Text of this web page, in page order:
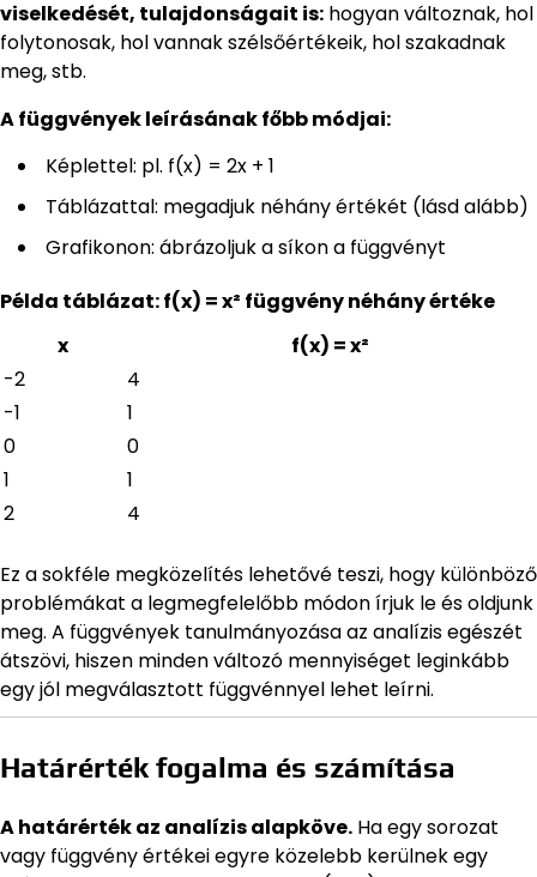
viselkedését, tulajdonságait is: hogyan változnak, hol
folytonosak, hol vannak szélsőértékeik, hol szakadnak
meg, stb.
A függvények leírásának főbb módjai:
Képlettel: pl. f(x) = 2x + 1
Táblázattal: megadjuk néhány értékét (lásd alább)
Grafikonon: ábrázoljuk a síkon a függvényt
Példa táblázat: f(x) = x² függvény néhány értéke
x
f(x) = x²
-2
4
-1
1
0
0
1
1
2
4
Ez a sokféle megközelítés lehetővé teszi, hogy különböző
problémákat a legmegfelelőbb módon írjuk le és oldjunk
meg. A függvények tanulmányozása az analízis egészét
átszövi, hiszen minden változó mennyiséget leginkább
egy jól megválasztott függvénnyel lehet leírni.
Határérték fogalma és számítása
A határérték az analízis alapköve. Ha egy sorozat
vagy függvény értékei egyre közelebb kerülnek egy